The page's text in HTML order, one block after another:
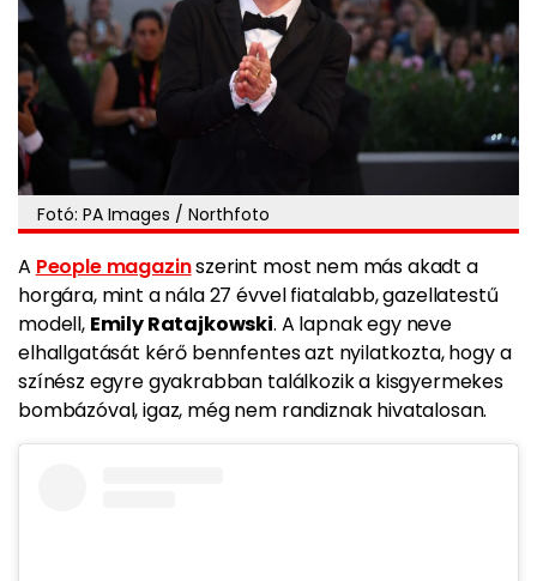
Fotó: PA Images / Northfoto
A People magazinszerint most nem más akadt a
horgára, mint a nála 27 évvel fiatalabb, gazellatestű
modell, Emily Ratajkowski. A lapnak egy neve
elhallgatását kérő bennfentes azt nyilatkozta, hogy a
színész egyre gyakrabban találkozik a kisgyermekes
bombázóval, igaz, még nem randiznak hivatalosan.